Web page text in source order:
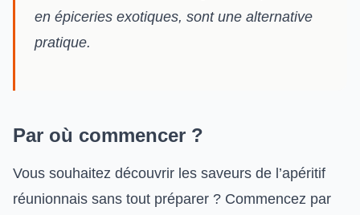
en épiceries exotiques, sont une alternative
pratique.
Par où commencer ?
Vous souhaitez découvrir les saveurs de l’apéritif
réunionnais sans tout préparer ? Commencez par